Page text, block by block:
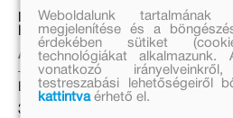
Minka, a kis állatorvos – A
Hársfa Klinika
Aniela Cholewińska-Szkolik
Eredeti ár:
3 999 Ft
2
Weboldalunk tartalmának
megjelenítése és a
érdekében sütiket
technológiákat alkalmazunk.
vonatkozó
testreszabási lehetőségeiről
kattintvaérhető el.